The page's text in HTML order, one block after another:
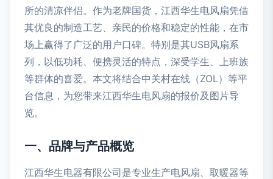
所的清凉伴侣。作为老牌国货，江西华生电风扇凭借
其优良的制造工艺、亲民的价格和稳定的性能，在市
场上赢得了广泛的用户口碑。特别是其USB风扇系
列，以低功耗、便携灵活的特点，深受学生、上班族
等群体的喜爱。本文将结合中关村在线（ZOL）等平
台信息，为您带来江西华生电风扇的报价及图片导
览。
一、品牌与产品概览
江西华生电器有限公司是专业生产电风扇、取暖器等